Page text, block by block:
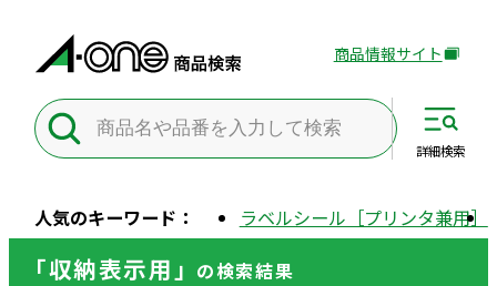
外
サ
別
商品情報サイト
人気のキーワード： ラベルシール［プリンタ兼用］
詳細検索
「収納表示用」 の検索結果